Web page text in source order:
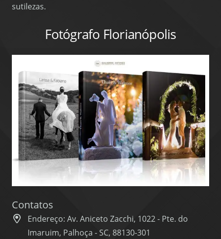
sutilezas.
Fotógrafo Florianópolis
Contatos
Endereço: Av. Aniceto Zacchi, 1022 - Pte. do
Imaruim, Palhoça - SC, 88130-301